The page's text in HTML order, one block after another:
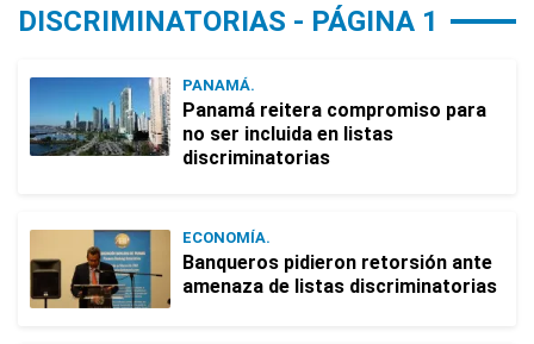
DISCRIMINATORIAS - PÁGINA 1
PANAMÁ.
Panamá reitera compromiso para
no ser incluida en listas
discriminatorias
ECONOMÍA.
Banqueros pidieron retorsión ante
amenaza de listas discriminatorias